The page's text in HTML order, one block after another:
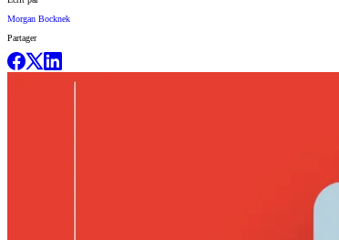
Morgan Bocknek
Partager